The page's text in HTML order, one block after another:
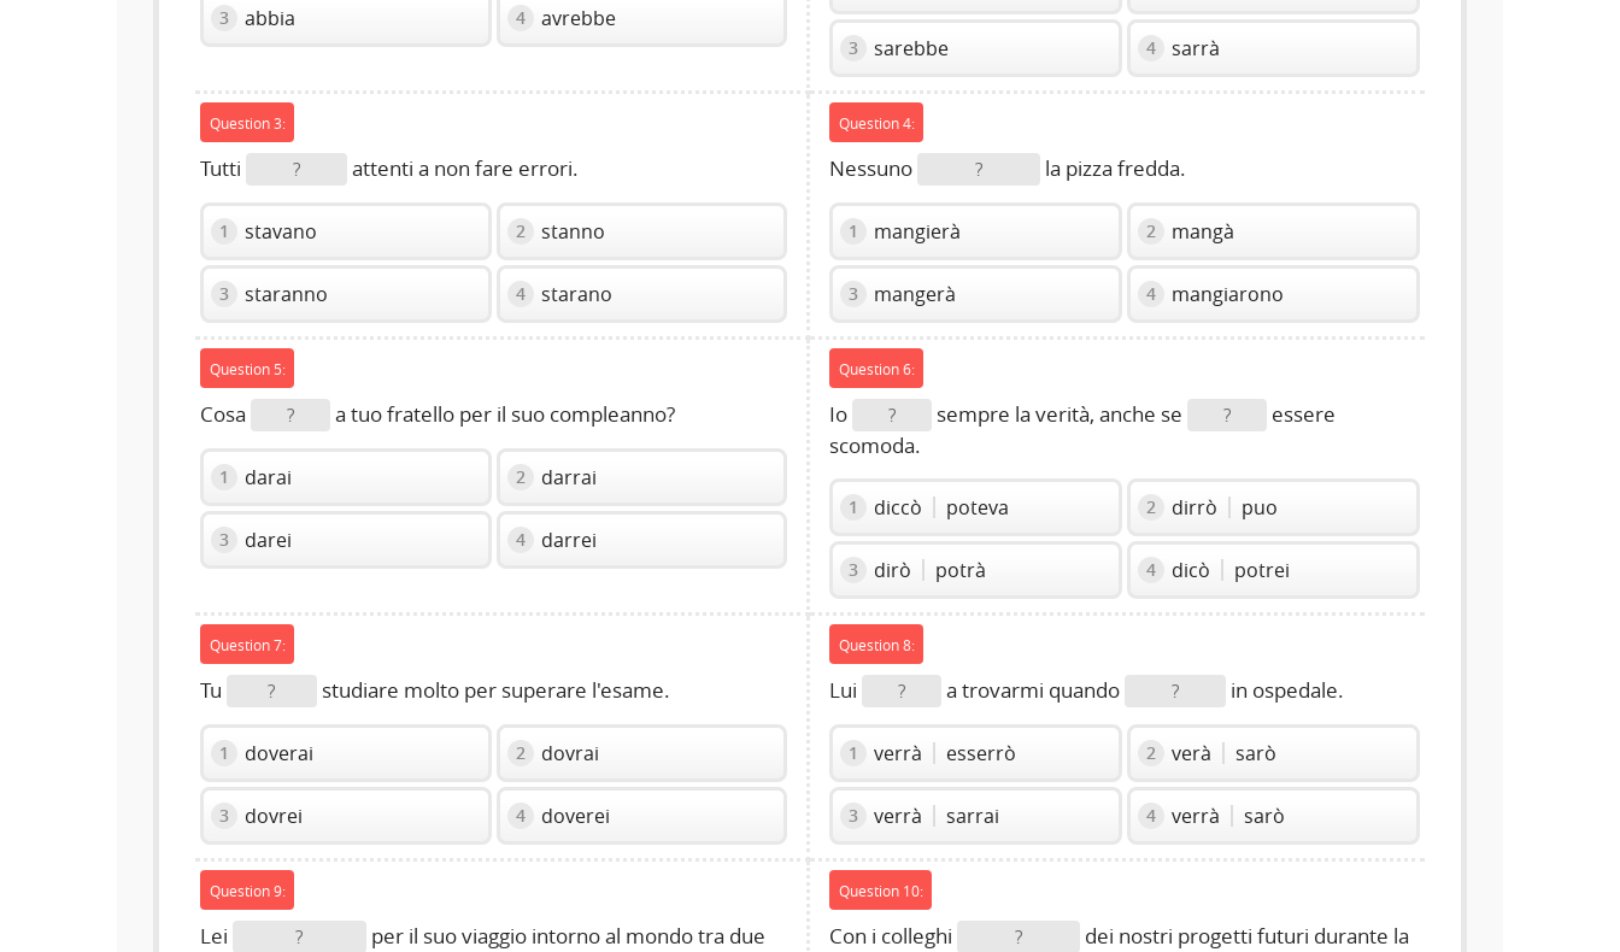
3 abbia 4 avrebbe
3 sarebbe 4 sarrà
Question 3:
Tutti ? attenti a non fare errori.
1 stavano 2 stanno
3 staranno 4 starano
Question 4:
Nessuno ? la pizza fredda.
1 mangierà 2 mangà
3 mangerà 4 mangiarono
Question 5:
Cosa ? a tuo fratello per il suo compleanno?
1 darai 2 darrai
3 darei 4 darrei
Question 6:
Io ? sempre la verità, anche se ?
essere
scomoda.
1 diccò poteva 2 dirrò puo
3 dirò potrà 4 dicò potrei
Question 7:
Tu ? studiare molto per superare l'esame.
1 doverai 2 dovrai
3 dovrei 4 doverei
Question 8:
Lui ? a trovarmi quando ? in ospedale.
1 verrà esserrò 2 verà sarò
3 verrà sarrai 4 verrà sarò
Question 9:
Lei ? per il suo viaggio intorno al mondo tra due
Question 10:
Con i colleghi ? dei nostri progetti futuri durante la